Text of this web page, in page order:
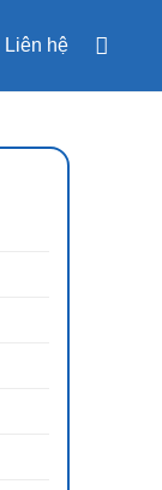
Liên hệ